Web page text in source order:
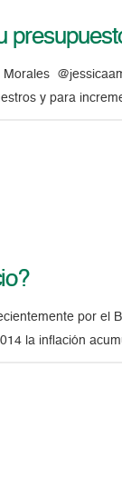
y para
por el
la inflación